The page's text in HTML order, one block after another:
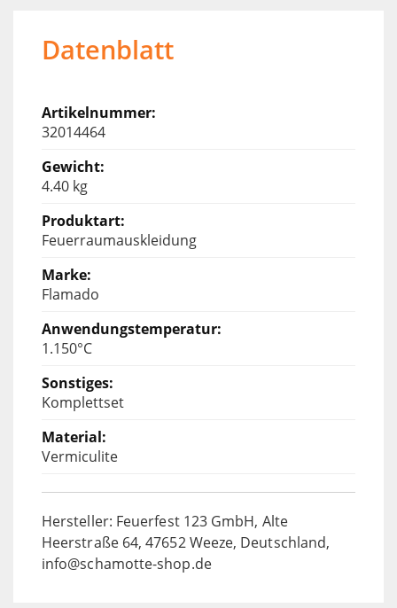
Datenblatt
32014464
4.40 kg
Feuerraumauskleidung
Flamado
1.150°C
Komplettset
Vermiculite
Hersteller: Feuerfest 123 GmbH, Alte
Heerstraße 64, 47652 Weeze, Deutschland,
info@schamotte-shop.de